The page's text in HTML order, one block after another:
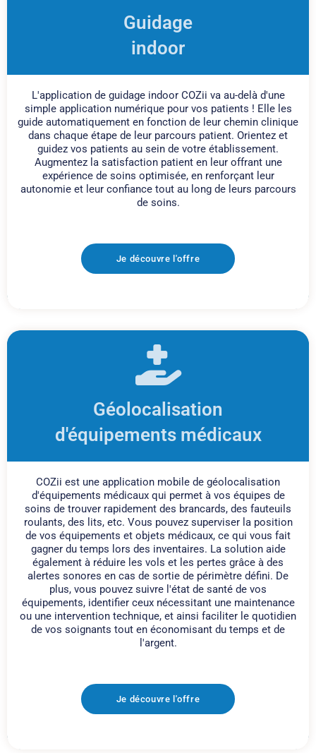
Guidage
indoor
L'application de guidage indoor COZii va au-delà d'une
simple application numérique pour vos patients ! Elle les
guide automatiquement en fonction de leur chemin clinique
dans chaque étape de leur parcours patient. Orientez et
guidez vos patients au sein de votre établissement.
Augmentez la satisfaction patient en leur offrant une
expérience de soins optimisée, en renforçant leur
autonomie et leur confiance tout au long de leurs parcours
de soins.
Je découvre l'offre
Géolocalisation
d'équipements médicaux
COZii est une application mobile de géolocalisation
d'équipements médicaux qui permet à vos équipes de
soins de trouver rapidement des brancards, des fauteuils
roulants, des lits, etc. Vous pouvez superviser la position
de vos équipements et objets médicaux, ce qui vous fait
gagner du temps lors des inventaires. La solution aide
également à réduire les vols et les pertes grâce à des
alertes sonores en cas de sortie de périmètre défini. De
plus, vous pouvez suivre l'état de santé de vos
équipements, identifier ceux nécessitant une maintenance
ou une intervention technique, et ainsi faciliter le quotidien
de vos soignants tout en économisant du temps et de
l'argent.
Je découvre l'offre